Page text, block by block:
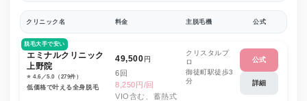
クリニック名 料金 主脱毛機 公式
脱毛大手で安い
エミナルクリニック
上野院
⭐️ 4.6／5.0（279件）
低価格で叶える全身脱毛
49,500円
6回
8,250円/回
VIO含む、蓄熱式
クリスタルプ
ロ
御徒町駅徒歩3
分
公式
詳細